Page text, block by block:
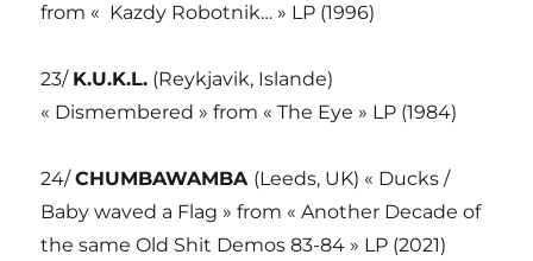
from « Kazdy Robotnik… » LP (1996)
23/ K.U.K.L. (Reykjavik, Islande)
« Dismembered » from « The Eye » LP (1984)
24/CHUMBAWAMBA (Leeds, UK) « Ducks /
Baby waved a Flag » from « Another Decade of
the same Old Shit Demos 83-84 » LP (2021)